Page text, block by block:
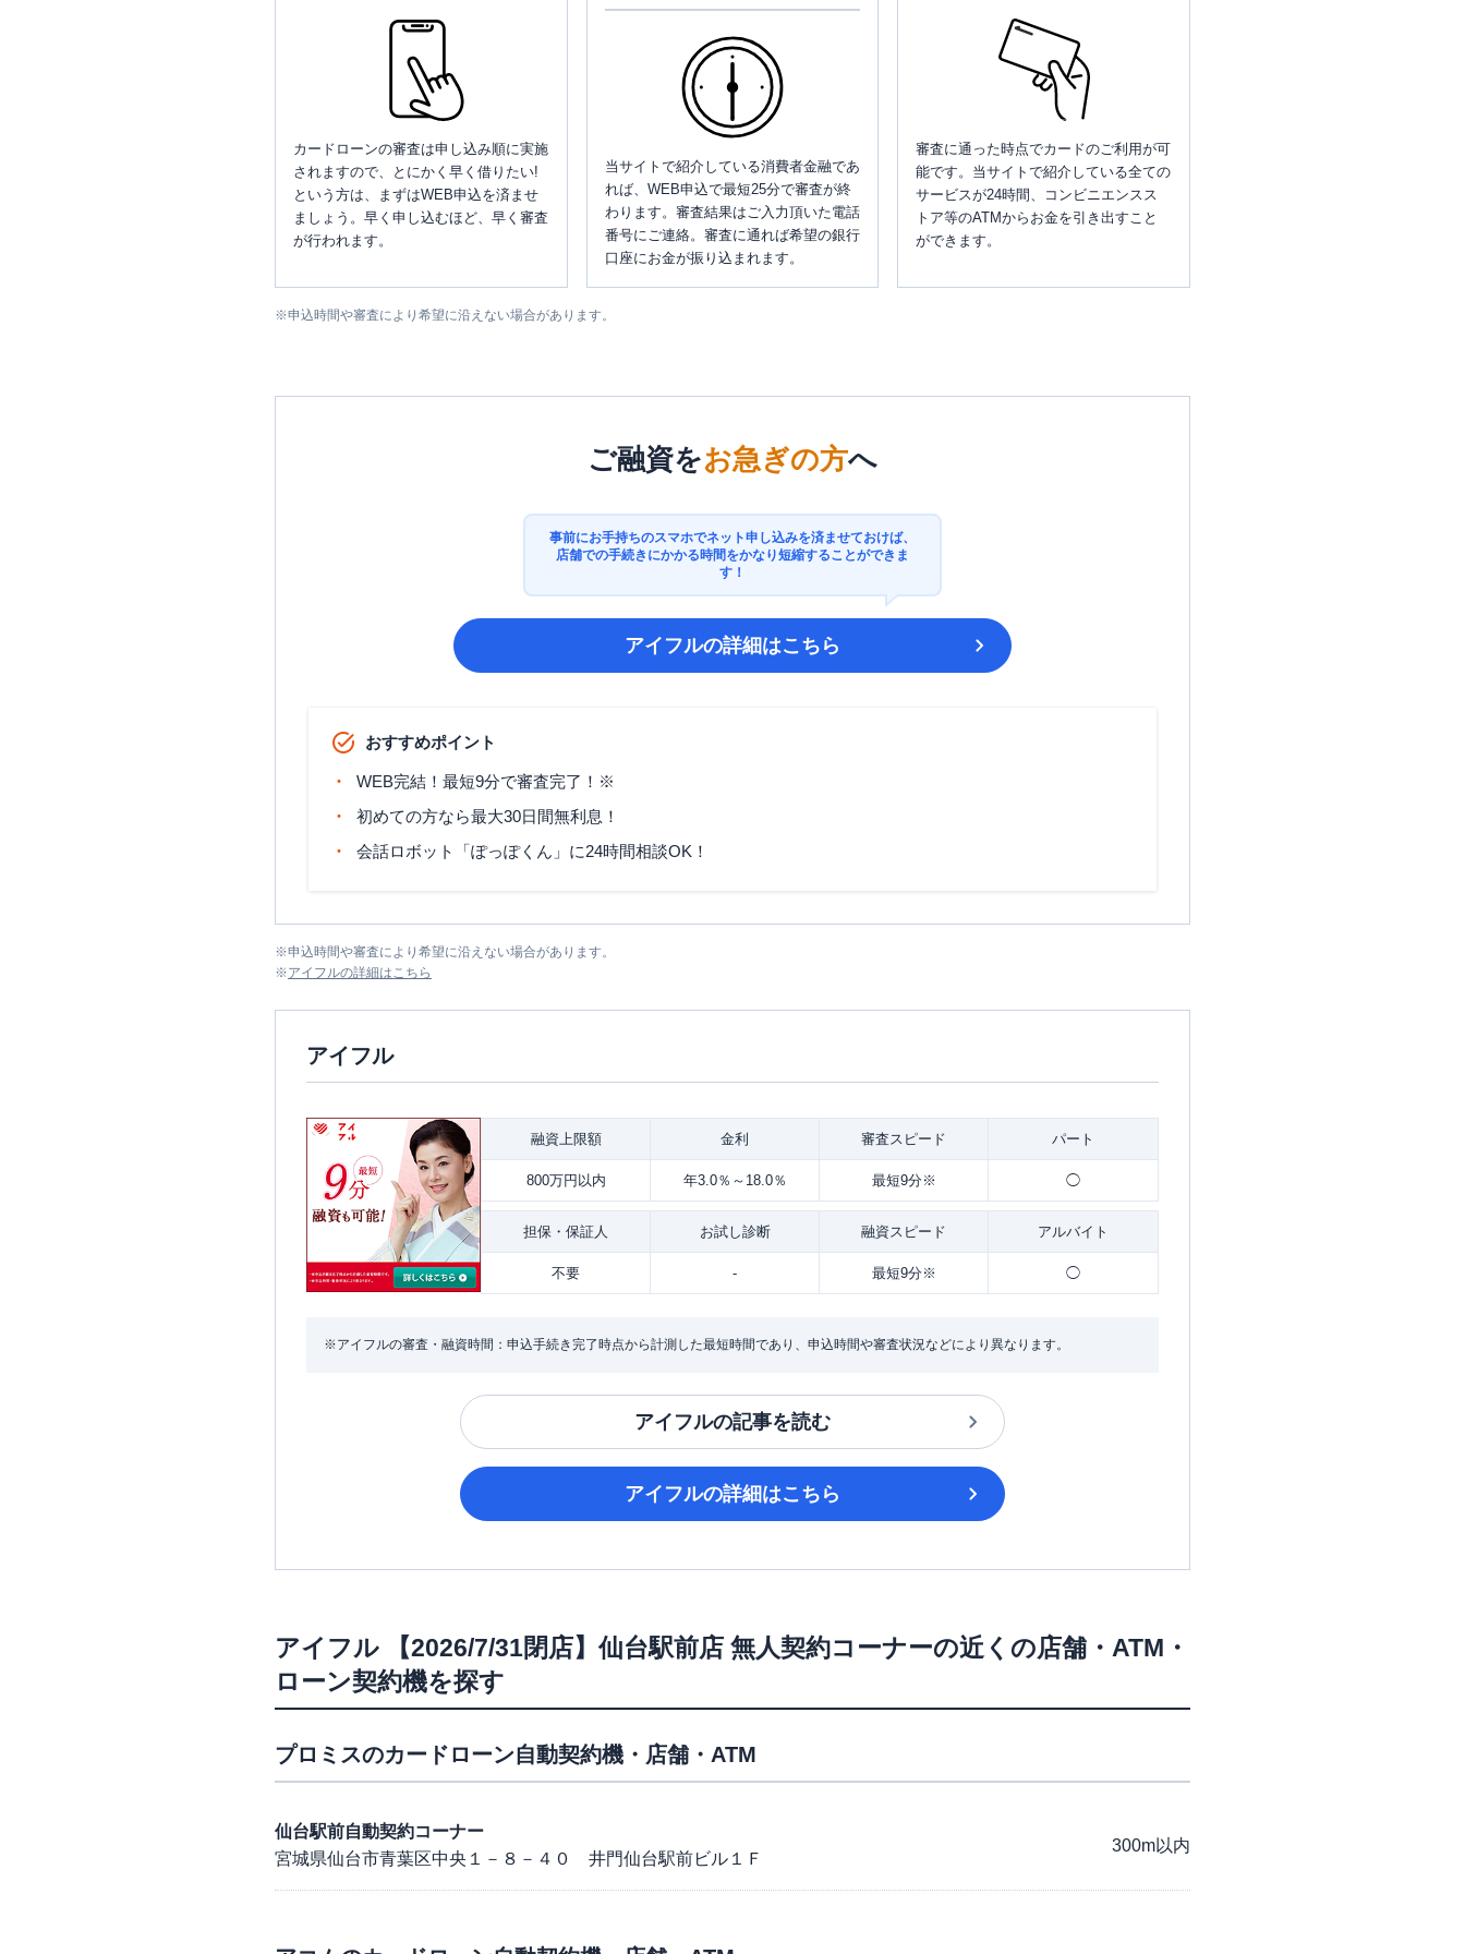
カードローンの審査は申し込み順に実施
されますので、とにかく早く借りたい!
という方は、まずはWEB申込を済ませ
ましょう。早く申し込むほど、早く審査
が行われます。
当サイトで紹介している消費者金融であ
れば、WEB申込で最短25分で審査が終
わります。審査結果はご入力頂いた電話
番号にご連絡。審査に通れば希望の銀行
口座にお金が振り込まれます。
審査に通った時点でカードのご利用が可
能です。当サイトで紹介している全ての
サービスが24時間、コンビニエンスス
トア等のATMからお金を引き出すこと
ができます。
※申込時間や審査により希望に沿えない場合があります。
ご融資をお急ぎの方へ
事前にお手持ちのスマホでネット申し込みを済ませておけば、
店舗での手続きにかかる時間をかなり短縮することができま
す！
アイフルの詳細はこちら
おすすめポイント
WEB完結！最短9分で審査完了！※
初めての方なら最大30日間無利息！
会話ロボット「ぽっぽくん」に24時間相談OK！
※申込時間や審査により希望に沿えない場合があります。
※アイフルの詳細はこちら
アイフル
融資上限額 金利 審査スピード パート
800万円以内 年3.0％～18.0％ 最短9分※ ◯
担保・ 保証人 お試し診断 融資スピード アルバイト
不要 - 最短9分※ ◯
※アイフルの審査・融資時間：申込手続き完了時点から計測した最短時間であり、申込時間や審査状況などにより異なります。
アイフルの記事を読む
アイフルの詳細はこちら
アイフル 【2026/7/31閉店】仙台駅前店 無人契約コーナーの近くの店舗・ATM・
ローン契約機を探す
プロミスのカードローン自動契約機・店舗・ATM
仙台駅前自動契約コーナー
宮城県仙台市青葉区中央１－８－４０ 井門仙台駅前ビル１Ｆ
300m以内